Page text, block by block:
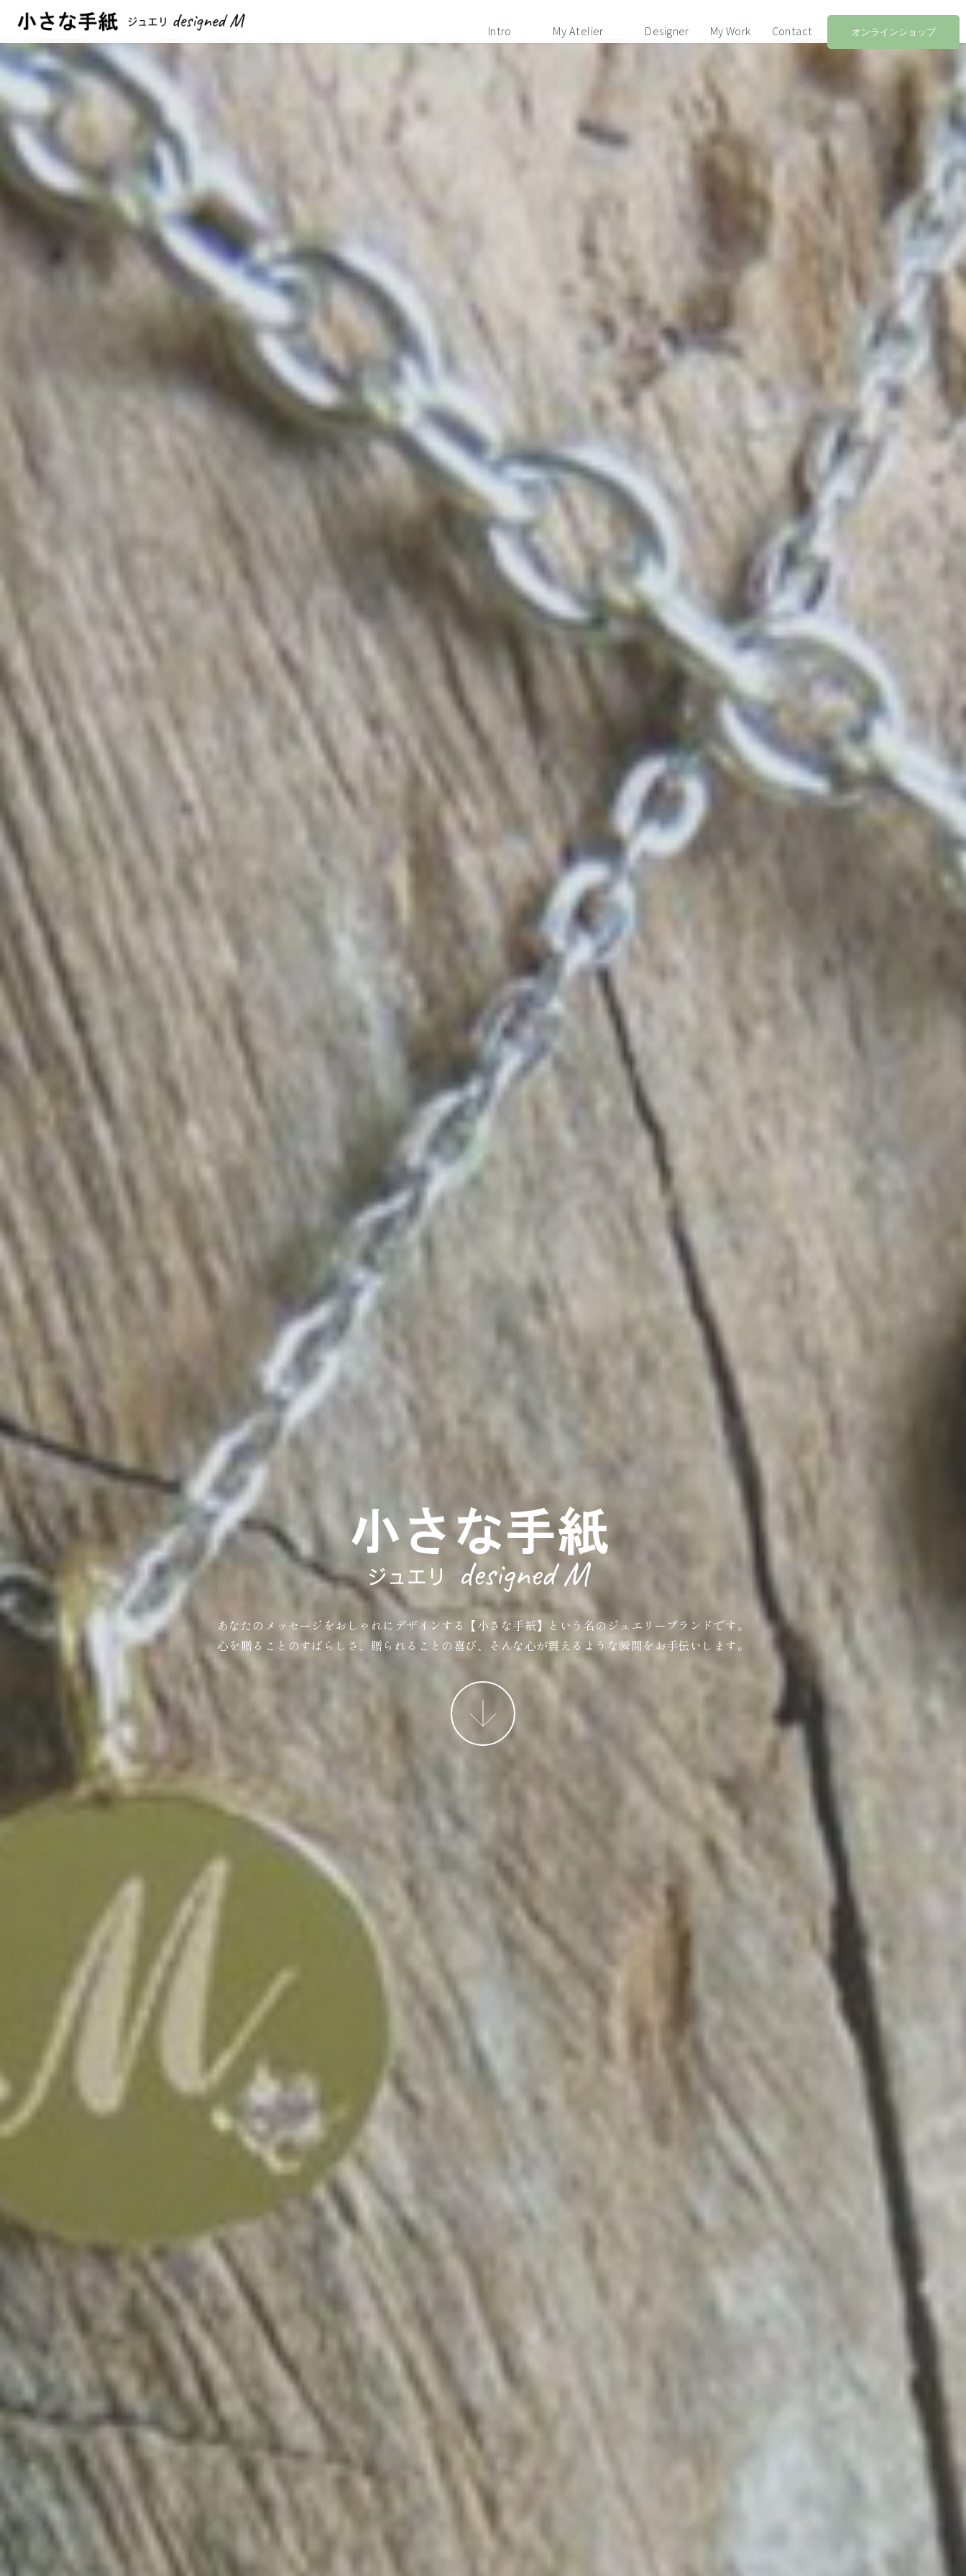
Intro My Atelier Designer My Work Contact オンラインショップ
あなたのメッセージをおしゃれにデザインする【小さな手紙】という名のジュエリーブランドです。
心を贈ることのすばらしさ、贈られることの喜び、そんな心が震えるような瞬間をお手伝いします。
More